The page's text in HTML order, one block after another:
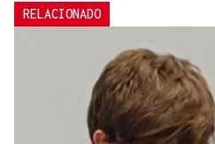
RELACIONADO